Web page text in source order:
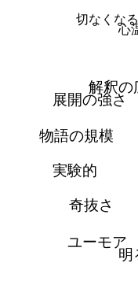
心
切なくなる
明
ユーモア
奇抜さ
実験的
物語の規模
展開の強さ
解釈の